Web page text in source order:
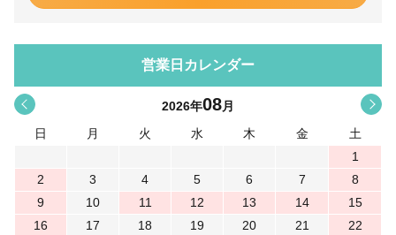
営業日カレンダー
< 2026年08月
日
月 火 水 木 金
土
1
2
3 4 5 6 7
8
9
10 11 12 13 14
15
16
17 18 19 20 21
22